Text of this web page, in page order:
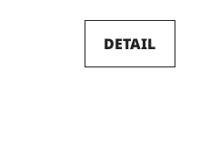
DETAIL